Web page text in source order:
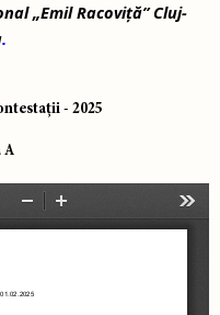
„Emil Racoviță” Cluj-
.
- 2025
A